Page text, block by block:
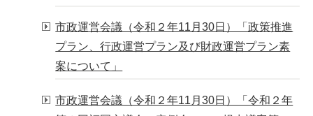
市政運営会議（令和２年11月30日）「政策推進
プラン、行政運営プラン及び財政運営プラン素
案について」
市政運営会議（令和２年11月30日）「令和２年